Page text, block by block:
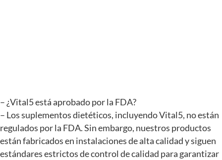
– ¿Vital5 está aprobado por la FDA?
– Los suplementos dietéticos, incluyendo Vital5, no están
regulados por la FDA. Sin embargo, nuestros productos
están fabricados en instalaciones de alta calidad y siguen
estándares estrictos de control de calidad para garantizar